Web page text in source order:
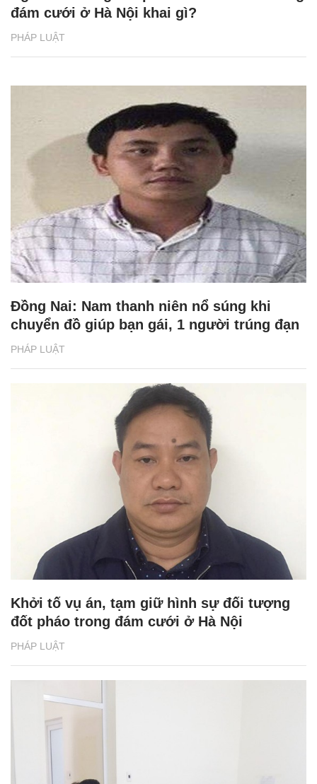
PHÁP LUẬT
đám cưới ở Hà Nội khai gì?
PHÁP LUẬT
Đồng Nai: Nam thanh niên nổ súng khi
chuyển đồ giúp bạn gái, 1 người trúng đạn
PHÁP LUẬT
Khởi tố vụ án, tạm giữ hình sự đối tượng
đốt pháo trong đám cưới ở Hà Nội